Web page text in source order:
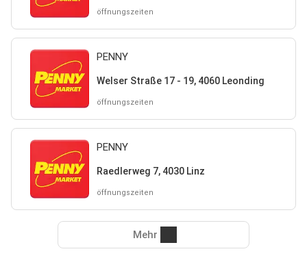
öffnungszeiten
PENNY
Welser Straße 17 - 19, 4060 Leonding
öffnungszeiten
PENNY
Raedlerweg 7, 4030 Linz
öffnungszeiten
Mehr